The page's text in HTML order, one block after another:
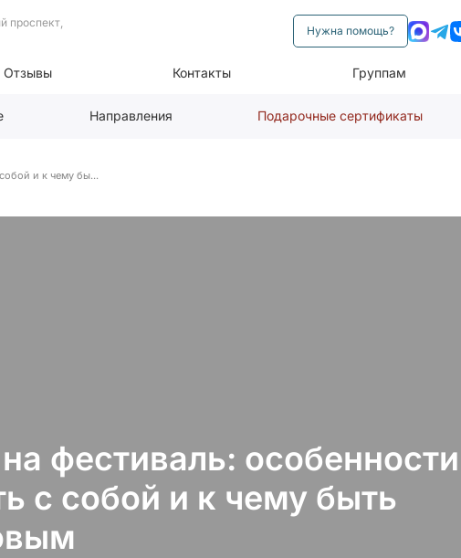
проспект,
Нужна помощь?
Отзывы Контакты Группам
Направления Подарочные сертификаты
и к чему бы...
фестиваль:
с собой и к чему быть